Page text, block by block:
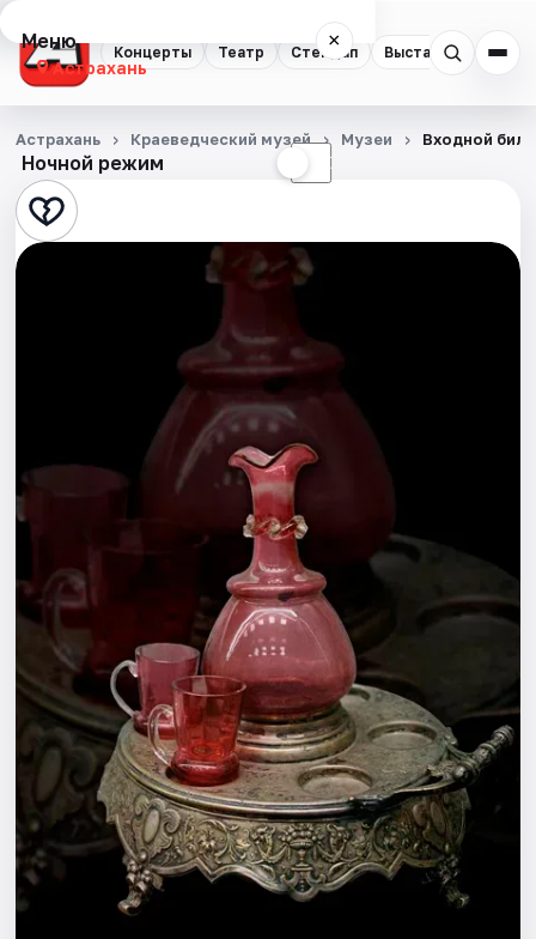
Концерты Театр Стендап Выставки
Меню ×
Астрахань
Концерты
Театр
Стендап
Спорт
События
Города
Площадки
Артисты
Рейтинги
Ночной режим ☾
Астрахань Краеведческий музей Музеи Входной